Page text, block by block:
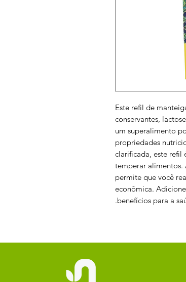
Este refil de
conservantes,
um superalimento
propriedades
clarificada, este refil
temperar alimentos.
permite que você
econômica.
benefícios para a